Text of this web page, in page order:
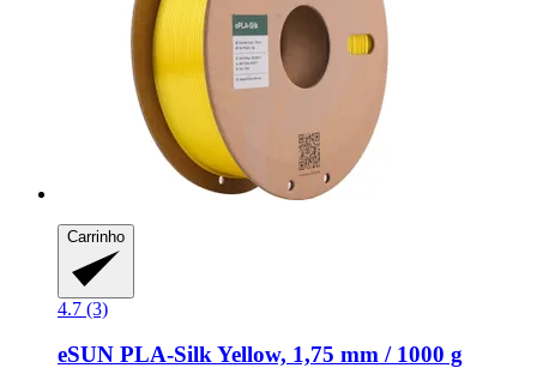
Carrinho
4.7 (3)
eSUN PLA-​Silk Yellow, 1,75 mm / 1000 g